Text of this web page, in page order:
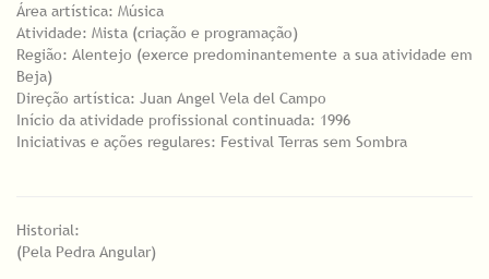
Área artística: Música
Atividade: Mista (criação e programação)
Região: Alentejo (exerce predominantemente a sua atividade em
Beja)
Direção artística: Juan Angel Vela del Campo
Início da atividade profissional continuada: 1996
Iniciativas e ações regulares: Festival Terras sem Sombra
Historial:
(Pela Pedra Angular)